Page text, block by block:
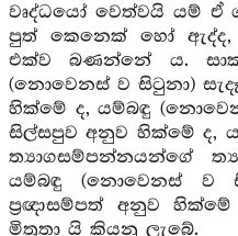
වෘද්ධයෝ වෙත්වයි යම් ඒ
පුත් කෙනෙක් හෝ ඇද්ද,
එක්ව බණන්නේ ය.
(නොවෙනස් ව සිටුනා)
හික්මේ ද, යම්බඳු
සිල්සපුව අනුව හික්මේ ද,
ත්‍යාගසම්පන්නයන්ගේ
යම්බඳු (නොවෙනස් ව
ප්‍රඥාසම්පත් අනුව
මිත්‍රතා යි කියනු ලැබේ.